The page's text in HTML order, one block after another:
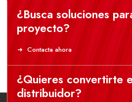
¿Busca soluciones
proyecto?
Contacta ahora
¿Quieres convertirte
distribuidor?